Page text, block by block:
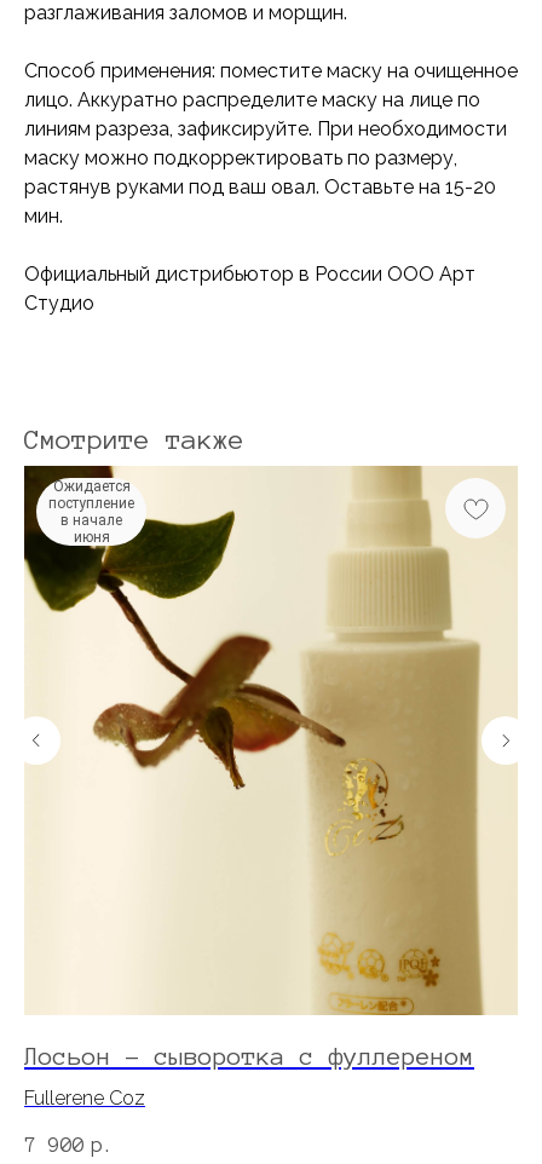
разглаживания заломов и морщин.
Способ применения: поместите маску на очищенное
лицо. Аккуратно распределите маску на лице по
линиям разреза, зафиксируйте. При необходимости
маску можно подкорректировать по размеру,
растянув руками под ваш овал. Оставьте на 15-20
мин.
Официальный дистрибьютор в России ООО Арт
Студио
Смотрите также
Ожидается
поступление
в начале
июня
Лосьон - сыворотка с фуллереном
Fullerene Coz
7 900 р.